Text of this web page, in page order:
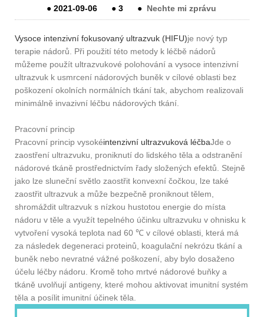
●2021-09-06 ●3 ● Nechte mi zprávu
Vysoce intenzivní fokusovaný ultrazvuk (HIFU)je nový typ
terapie nádorů. Při použití této metody k léčbě nádorů
můžeme použít ultrazvukové polohování a vysoce intenzivní
ultrazvuk k usmrcení nádorových buněk v cílové oblasti bez
poškození okolních normálních tkání tak, abychom realizovali
minimálně invazivní léčbu nádorových tkání.
Pracovní princip
Pracovní princip vysokéintenzivní ultrazvuková léčbaJde o
zaostření ultrazvuku, proniknutí do lidského těla a odstranění
nádorové tkáně prostřednictvím řady složených efektů. Stejně
jako lze sluneční světlo zaostřit konvexní čočkou, lze také
zaostřit ultrazvuk a může bezpečně proniknout tělem,
shromáždit ultrazvuk s nízkou hustotou energie do místa
nádoru v těle a využít tepelného účinku ultrazvuku v ohnisku k
vytvoření vysoká teplota nad 60 ℃ v cílové oblasti, která má
za následek degeneraci proteinů, koagulační nekrózu tkání a
buněk nebo nevratné vážné poškození, aby bylo dosaženo
účelu léčby nádoru. Kromě toho mrtvé nádorové buňky a
tkáně uvolňují antigeny, které mohou aktivovat imunitní systém
těla a posílit imunitní účinek těla.